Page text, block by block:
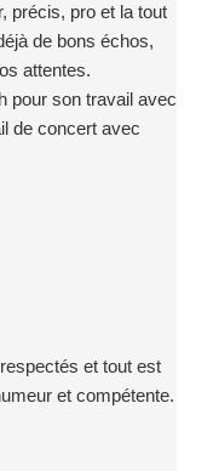
précis, pro et la tout
de bons échos,
attentes.
pour son travail avec
de concert avec
et tout est
et compétente.